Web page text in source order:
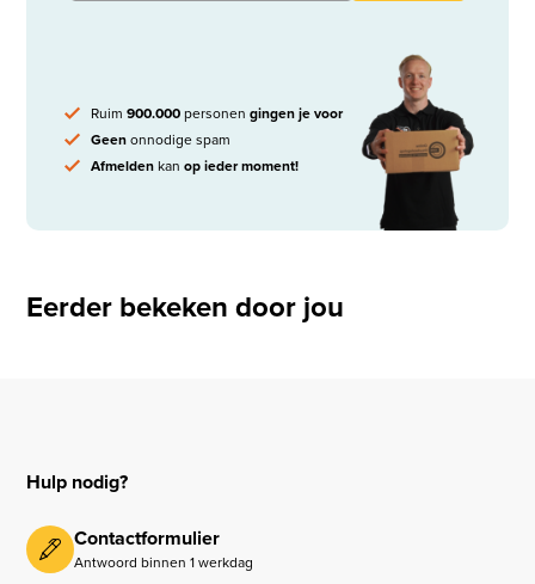
Ruim900.000personengingen je voor
Geenonnodige spam
Afmeldenkanop ieder moment!
Eerder bekeken door jou
Hulp nodig?
Contactformulier
Antwoord binnen 1 werkdag